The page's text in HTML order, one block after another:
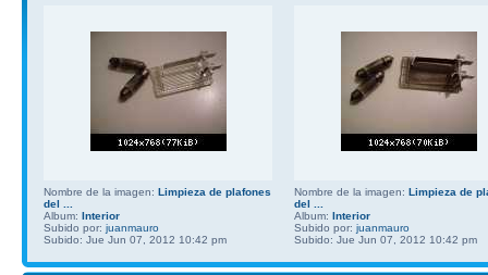
Nombre de la imagen: Limpieza de plafones
del ...
Album: Interior
Subido por: juanmauro
Subido: Jue Jun 07, 2012 10:42 pm
Nombre de la imagen: Limpieza de
del ...
Album: Interior
Subido por: juanmauro
Subido: Jue Jun 07, 2012 10:42 pm